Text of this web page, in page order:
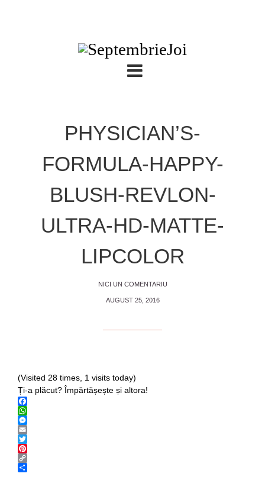
PHYSICIAN’S-
FORMULA-HAPPY-
BLUSH-REVLON-
ULTRA-HD-MATTE-
LIPCOLOR
NICI UN COMENTARIU
AUGUST 25, 2016
(Visited 28 times, 1 visits today)
Ți-a plăcut? Împărtășește și altora!
Facebook
WhatsApp
Messenger
Email
Twitter
Pinterest
Copy